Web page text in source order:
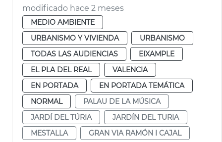
modificado hace 2 meses
MEDIO AMBIENTE
URBANISMO Y VIVIENDA
URBANISMO
TODAS LAS AUDIENCIAS
EIXAMPLE
EL PLA DEL REAL
VALENCIA
EN PORTADA
EN PORTADA TEMÁTICA
NORMAL
PALAU DE LA MÚSICA
JARDÍ DEL TÚRIA
JARDÍN DEL TURIA
MESTALLA
GRAN VIA RAMÓN I CAJAL